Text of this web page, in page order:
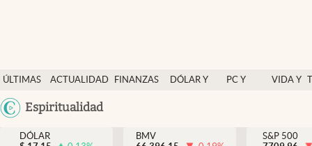
ÚLTIMAS
NOTICIAS
ACTUALIDAD
FINANZAS
DÓLAR Y
PC Y
VIDA Y
Espiritualidad
Actualidad
Finanzas y economía
Dólar y mercados
DÓLAR
BMV
S&P 500